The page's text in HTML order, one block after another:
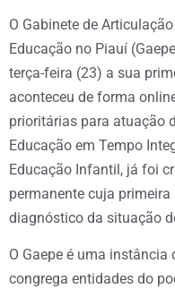
O Gabinete de
Educação no Piauí
terça-feira (23) a sua
aconteceu de forma
prioritárias para atuação
Educação em Tempo
Educação Infantil, já foi
permanente cuja
diagnóstico da situação
O Gaepe é uma
congrega entidades do